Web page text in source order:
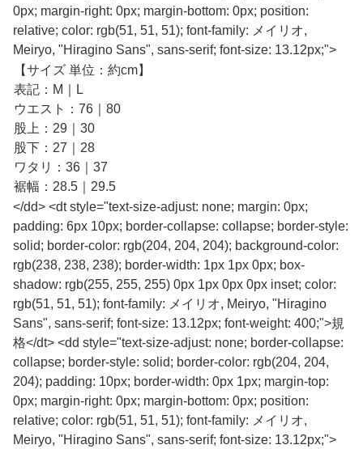
0px; margin-right: 0px; margin-bottom: 0px; position:
relative; color: rgb(51, 51, 51); font-family: メイリオ,
Meiryo, "Hiragino Sans", sans-serif; font-size: 13.12px;">
【サイズ 単位：約cm】
表記：M｜L
ウエスト：76｜80
股上：29｜30
股下：27｜28
ワタリ：36｜37
裾幅：28.5｜29.5
</dd> <dt style="text-size-adjust: none; margin: 0px;
padding: 6px 10px; border-collapse: collapse; border-style:
solid; border-color: rgb(204, 204, 204); background-color:
rgb(238, 238, 238); border-width: 1px 1px 0px; box-
shadow: rgb(255, 255, 255) 0px 1px 0px 0px inset; color:
rgb(51, 51, 51); font-family: メイリオ, Meiryo, "Hiragino
Sans", sans-serif; font-size: 13.12px; font-weight: 400;">規
格</dt> <dd style="text-size-adjust: none; border-collapse:
collapse; border-style: solid; border-color: rgb(204, 204,
204); padding: 10px; border-width: 0px 1px; margin-top:
0px; margin-right: 0px; margin-bottom: 0px; position:
relative; color: rgb(51, 51, 51); font-family: メイリオ,
Meiryo, "Hiragino Sans", sans-serif; font-size: 13.12px;">